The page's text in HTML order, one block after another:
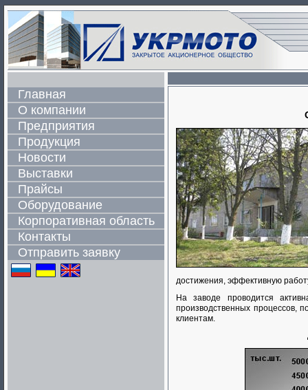
Главная
О компании
Предприятия
Продукция
Новости
Выставки
Прайсы
Оборудование
Корпоративная область
Контакты
Отправить заявку
достижения, эффективную
На заводе проводится
производственных процессов,
клиентам.